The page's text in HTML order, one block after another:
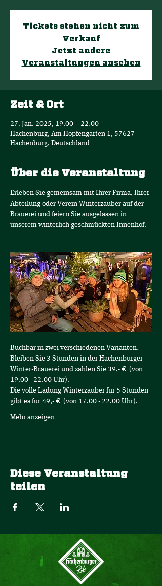
Tickets stehen nicht zum
Verkauf
Jetzt andere
Veranstaltungen ansehen
Zeit & Ort
27. Jan. 2025, 19:00 – 22:00
Hachenburg, Am Hopfengarten 1, 57627
Hachenburg, Deutschland
Über die Veranstaltung
Erleben Sie gemeinsam mit Ihrer Firma, Ihrer
Abteilung oder Verein Winterzauber auf der
Brauerei und feiern Sie ausgelassen in
unserem winterlich geschmückten Innenhof.
Buchbar in zwei verschiedenen Varianten:
Bleiben Sie 3 Stunden in der Hachenburger
Winter-Brauerei und zahlen Sie 39,- €  (von
19.00 - 22.00 Uhr).
Die volle Ladung Winterzauber für 5 Stunden
gibt es für 49,- €  (von 17.00 - 22.00 Uhr).
Mehr anzeigen
Diese Veranstaltung
teilen